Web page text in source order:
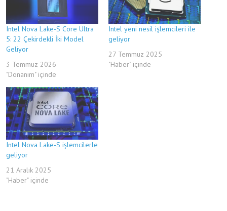
Intel Nova Lake-S Core Ultra
5: 22 Çekirdekli İki Model
Geliyor
3 Temmuz 2026
"Donanım" içinde
Intel yeni nesil işlemcileri ile
geliyor
27 Temmuz 2025
"Haber" içinde
Intel Nova Lake-S işlemcilerle
geliyor
21 Aralık 2025
"Haber" içinde